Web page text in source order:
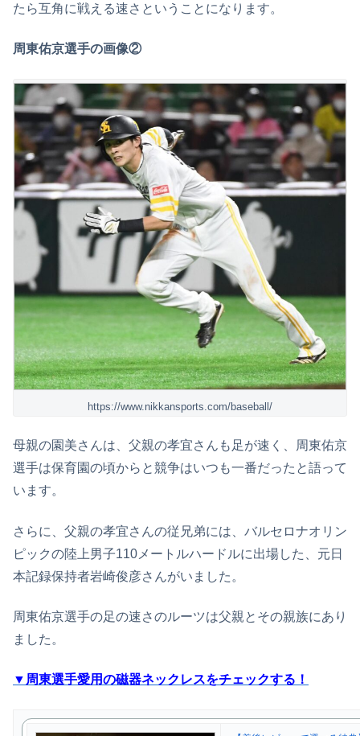
たら互角に戦える速さということになります。
周東佑京選手の画像②
https://www.nikkansports.com/baseball/
母親の園美さんは、父親の孝宜さんも足が速く、周東佑京
選手は保育園の頃からと競争はいつも一番だったと語って
います。
さらに、父親の孝宜さんの従兄弟には、バルセロナオリン
ピックの陸上男子110メートルハードルに出場した、元日
本記録保持者岩崎俊彦さんがいました。
周東佑京選手の足の速さのルーツは父親とその親族にあり
ました。
▼周東選手愛用の磁器ネックレスをチェックする！